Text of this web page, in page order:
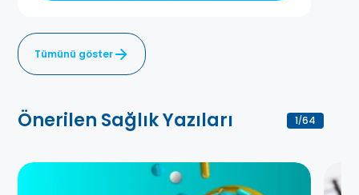
Tümünü göster
Önerilen Sağlık Yazıları 1/64